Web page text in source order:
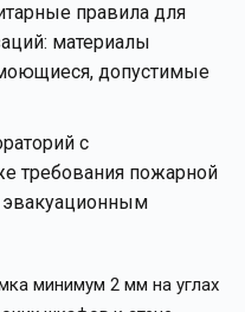
правила для
материалы
допустимые
с
требования пожарной
эвакуационным
минимум 2 мм на углах